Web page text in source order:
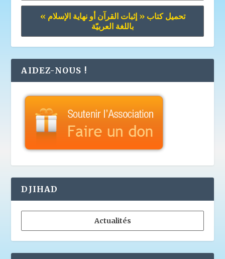
تحميل كتاب « إثبات القرآن أو نهاية الإسلام »
باللغة العربيّة
AIDEZ-NOUS !
DJIHAD
Actualités